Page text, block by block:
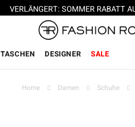
VERLÄNGERT: SOMMER RABATT
TASCHEN DESIGNER SALE
Home Damen Schuhe